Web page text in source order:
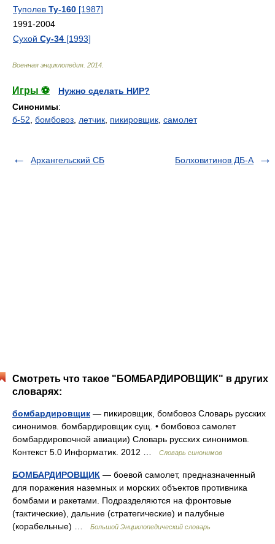
Туполев Ту-160 [1987]
1991-2004
Сухой Су-34 [1993]
Военная энциклопедия 2014
Игры ⚽
Нужно сделать НИР?
Синонимы:
б-52 бомбовоз летчик пикировщик самолет
Архангельский СБ Болховитинов ДБ-А
Смотреть что такое "БОМБАРДИРОВЩИК" в других
словарях:
бомбардировщик — пикировщик, бомбовоз Словарь русских
синонимов. бомбардировщик сущ. • бомбовоз самолет
бомбардировочной авиации) Словарь русских синонимов.
Контекст 5.0 Информатик. 2012 …
Словарь синонимов
БОМБАРДИРОВЩИК — боевой самолет, предназначенный
для поражения наземных и морских объектов противника
бомбами и ракетами. Подразделяются на фронтовые
(тактические), дальние (стратегические) и палубные
(корабельные) …
Большой Энциклопедический словарь